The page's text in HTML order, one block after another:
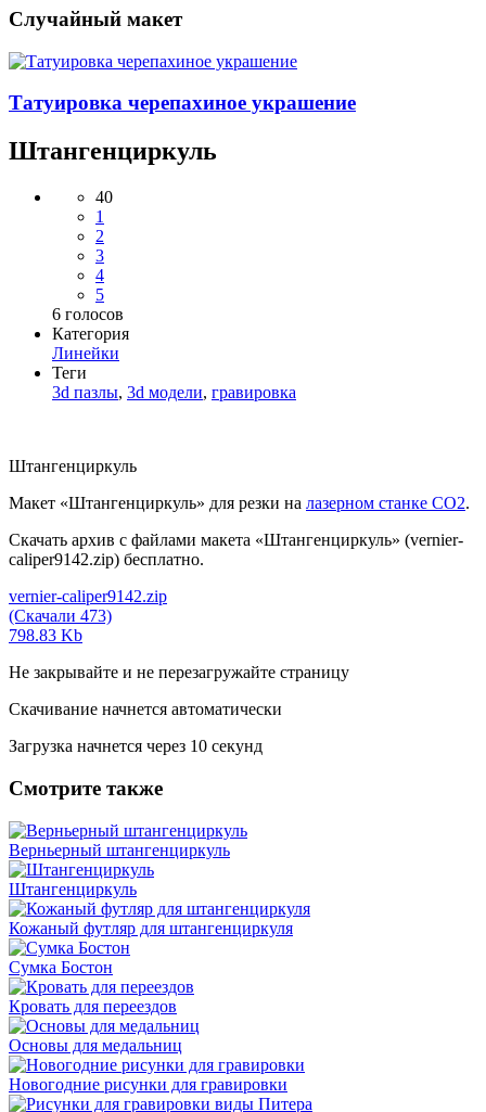
Случайный макет
Татуировка черепахиное украшение
Штангенциркуль
40
1
2
3
4
5
6 голосов
Категория
Линейки
Теги
3d пазлы, 3d модели, гравировка
Штангенциркуль
Макет «Штангенциркуль» для резки на лазерном станке СО2.
Скачать архив с файлами макета «Штангенциркуль» (vernier-
caliper9142.zip) бесплатно.
vernier-caliper9142.zip
(Скачали 473)
798.83 Kb
Не закрывайте и не перезагружайте страницу
Скачивание начнется автоматически
Загрузка начнется через 10 секунд
Смотрите также
Верньерный штангенциркуль
Штангенциркуль
Кожаный футляр для штангенциркуля
Сумка Бостон
Кровать для переездов
Основы для медальниц
Новогодние рисунки для гравировки